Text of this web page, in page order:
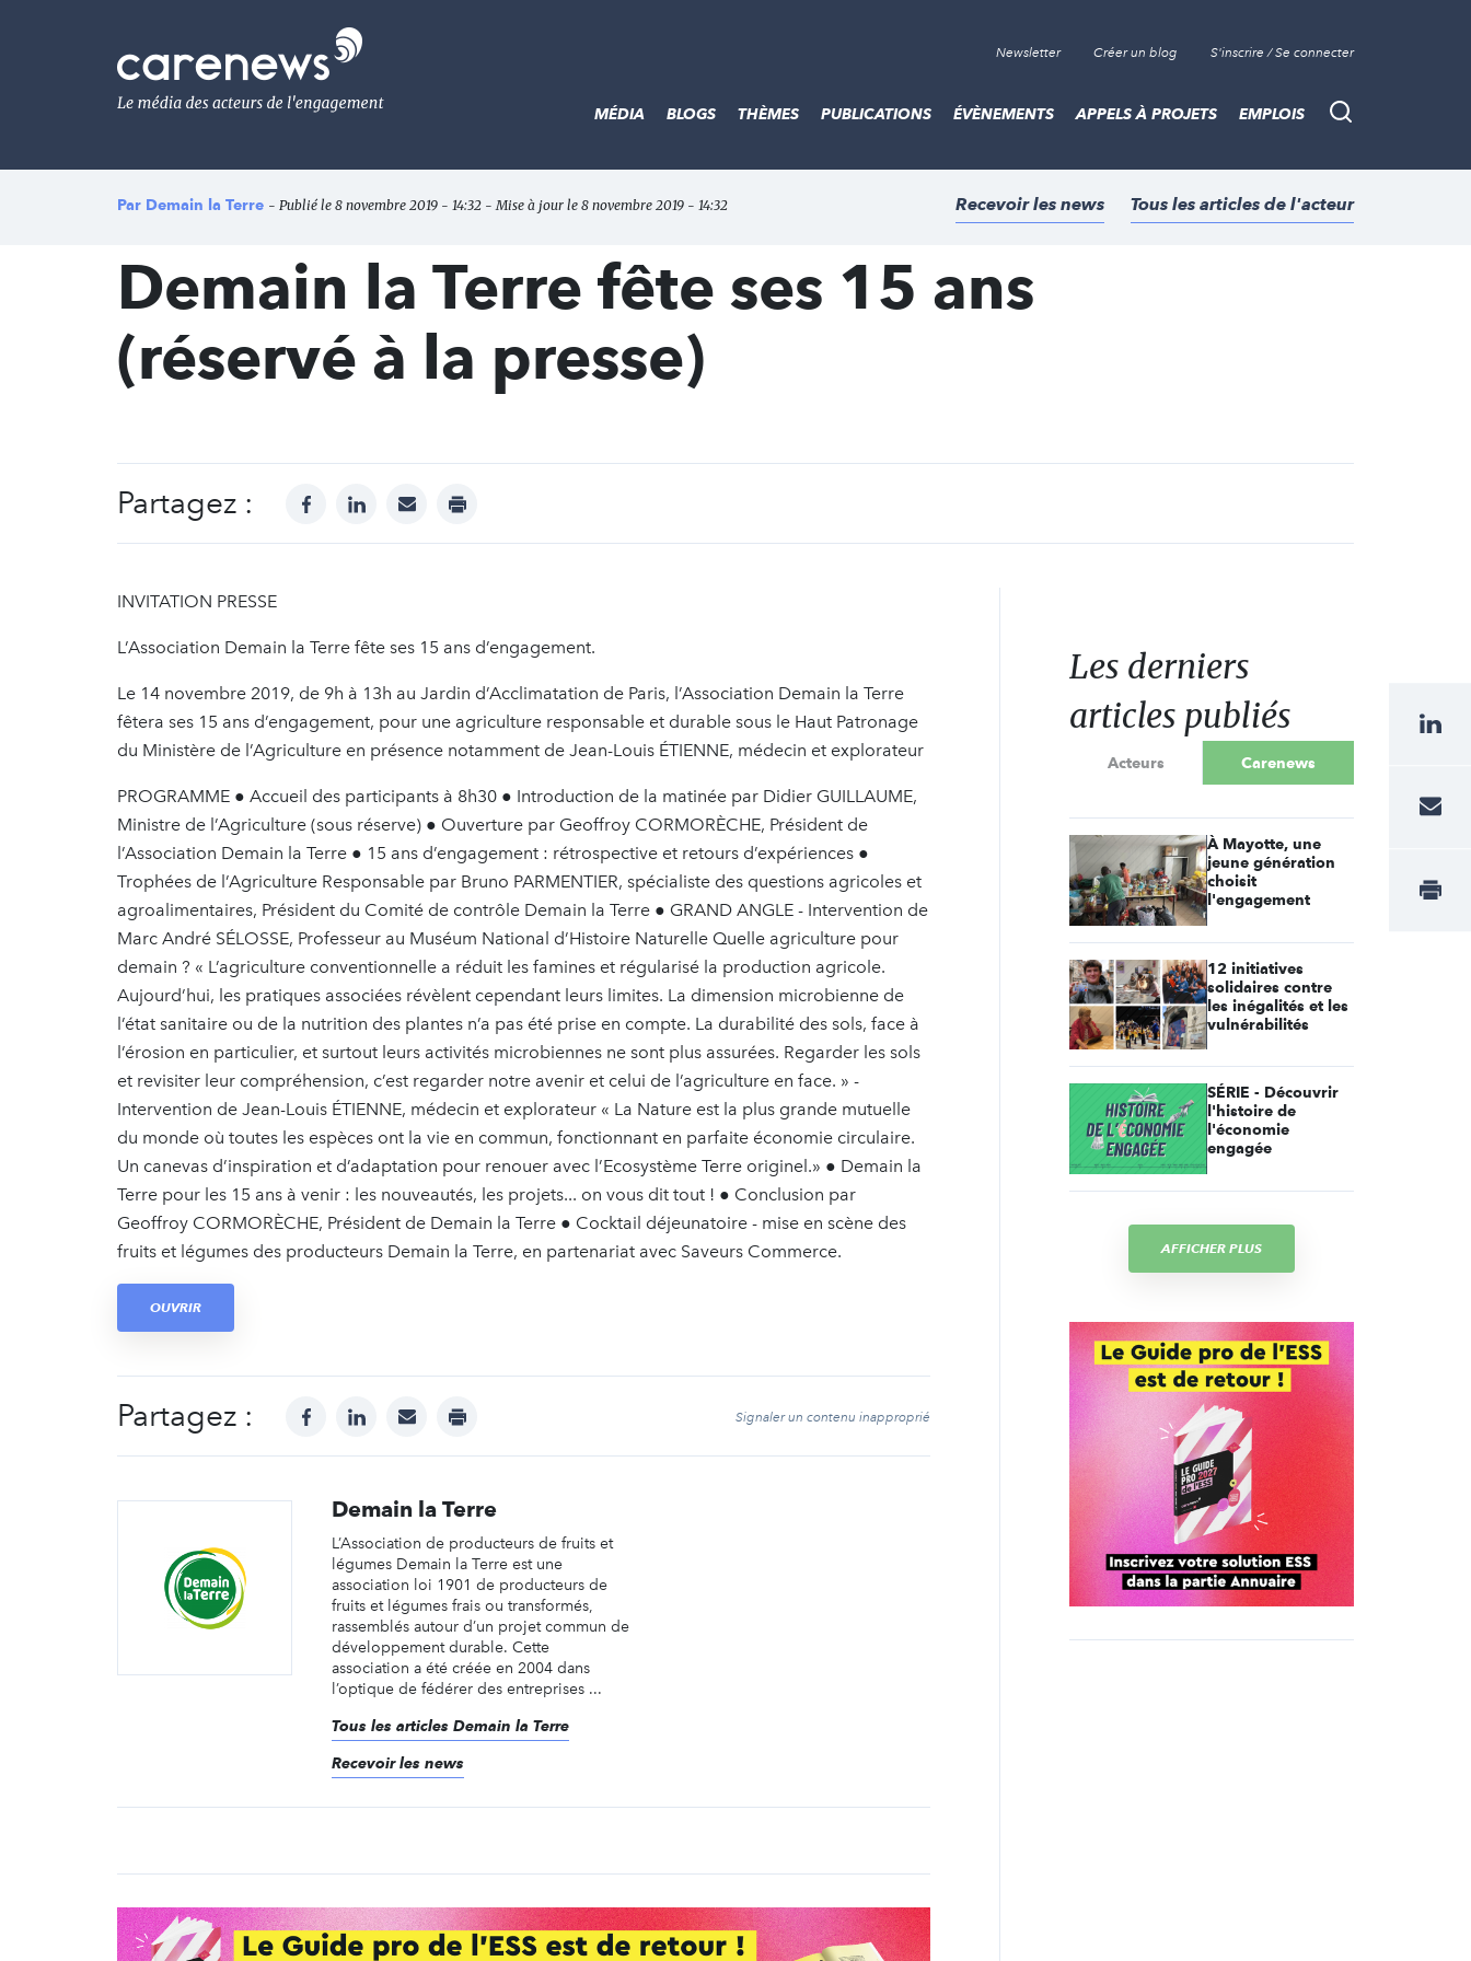
Le
média
de
l'engagement
Newsletter Créer un blog S'inscrire / Se connecter
Recherche
MÉDIA BLOGS THÈMES PUBLICATIONS ÉVÈNEMENTS APPELS À PROJETS EMPLOIS
Par Demain la Terre - Publié le 8 novembre 2019 - 14:32 - Mise à jour le 8 novembre 2019 - 14:32 Recevoir les news Tous les articles de l'acteur
Demain la Terre fête ses 15 ans
(réservé à la presse)
Partagez : facebooklinkedinmail print
INVITATION PRESSE
L’Association Demain la Terre fête ses 15 ans d’engagement.
Le 14 novembre 2019, de 9h à 13h au Jardin d’Acclimatation de Paris, l’Association Demain la Terre
fêtera ses 15 ans d’engagement, pour une agriculture responsable et durable sous le Haut Patronage
du Ministère de l’Agriculture en présence notamment de Jean-Louis ÉTIENNE, médecin et explorateur
PROGRAMME ● Accueil des participants à 8h30 ● Introduction de la matinée par Didier GUILLAUME,
Ministre de l’Agriculture (sous réserve) ● Ouverture par Geoffroy CORMORÈCHE, Président de
l’Association Demain la Terre ● 15 ans d’engagement : rétrospective et retours d’expériences ●
Trophées de l’Agriculture Responsable par Bruno PARMENTIER, spécialiste des questions agricoles et
agroalimentaires, Président du Comité de contrôle Demain la Terre ● GRAND ANGLE - Intervention de
Marc André SÉLOSSE, Professeur au Muséum National d’Histoire Naturelle Quelle agriculture pour
demain ? « L’agriculture conventionnelle a réduit les famines et régularisé la production agricole.
Aujourd’hui, les pratiques associées révèlent cependant leurs limites. La dimension microbienne de
l’état sanitaire ou de la nutrition des plantes n’a pas été prise en compte. La durabilité des sols, face à
l’érosion en particulier, et surtout leurs activités microbiennes ne sont plus assurées. Regarder les sols
et revisiter leur compréhension, c’est regarder notre avenir et celui de l’agriculture en face. » -
Intervention de Jean-Louis ÉTIENNE, médecin et explorateur « La Nature est la plus grande mutuelle
du monde où toutes les espèces ont la vie en commun, fonctionnant en parfaite économie circulaire.
Un canevas d’inspiration et d’adaptation pour renouer avec l’Ecosystème Terre originel.» ● Demain la
Terre pour les 15 ans à venir : les nouveautés, les projets... on vous dit tout ! ● Conclusion par
Geoffroy CORMORÈCHE, Président de Demain la Terre ● Cocktail déjeunatoire - mise en scène des
fruits et légumes des producteurs Demain la Terre, en partenariat avec Saveurs Commerce.
OUVRIR
Partagez : facebooklinkedinmail print Signaler un contenu inapproprié
Demain la Terre
L’Association de producteurs de fruits et
légumes Demain la Terre est une
association loi 1901 de producteurs de
fruits et légumes frais ou transformés,
rassemblés autour d’un projet commun de
développement durable. Cette
association a été créée en 2004 dans
l’optique de fédérer des entreprises ...
Tous les articles Demain la Terre
Recevoir les news
Les derniers
articles publiés
Acteurs Carenews
À Mayotte, une
jeune génération
choisit
l'engagement
12 initiatives
solidaires contre
les inégalités et les
vulnérabilités
SÉRIE - Découvrir
l'histoire de
l'économie
engagée
AFFICHER PLUS